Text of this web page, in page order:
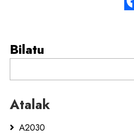
Bilatu
Atalak
A2030